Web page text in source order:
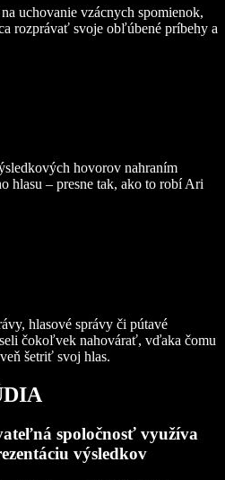
uchovanie vzácnych spomienok,
rozprávať svoje obľúbené príbehy a
hovorov nahraním
hlasu – presne tak, ako to robí Ari
hlasové správy či pútavé
čokoľvek nahovárať, vďaka čomu
šetriť svoj hlas.
spoločnosť využíva
výsledkov